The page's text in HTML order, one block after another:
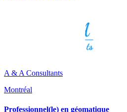
A & A Consultants
Montréal
Professionnel(le) en géomatique